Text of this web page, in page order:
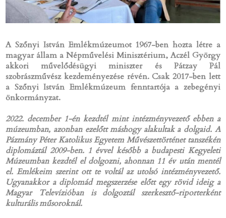
A Szőnyi István Emlékmúzeumot 1967-ben hozta létre a
magyar állam a Népművelési Minisztérium, Aczél György
akkori művelődésügyi miniszter és Pátzay Pál
szobrászművész kezdeményezése révén. Csak 2017-ben lett
a Szőnyi István Emlékmúzeum fenntartója a zebegényi
önkormányzat.
2022. december 1-én kezdtél mint intézményvezető ebben a
múzeumban, azonban ezelőtt máshogy alakultak a dolgaid. A
Pázmány Péter Katolikus Egyetem Művészettörténet tanszékén
diplomáztál 2009-ben. 1 évvel később a budapesti Kegyeleti
Múzeumban kezdtél el dolgozni, ahonnan 11 év után mentél
el. Emlékeim szerint ott te voltál az utolsó intézményvezető.
Ugyanakkor a diplomád megszerzése előtt egy rövid ideig a
Magyar Televízióban is dolgoztál szerkesztő-riporterként
kulturális műsoroknál.